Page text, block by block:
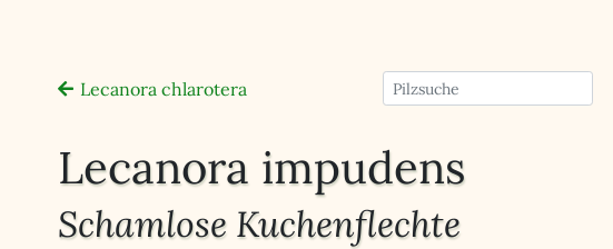
Lecanora chlarotera
Lecanora impudens
Schamlose Kuchenflechte